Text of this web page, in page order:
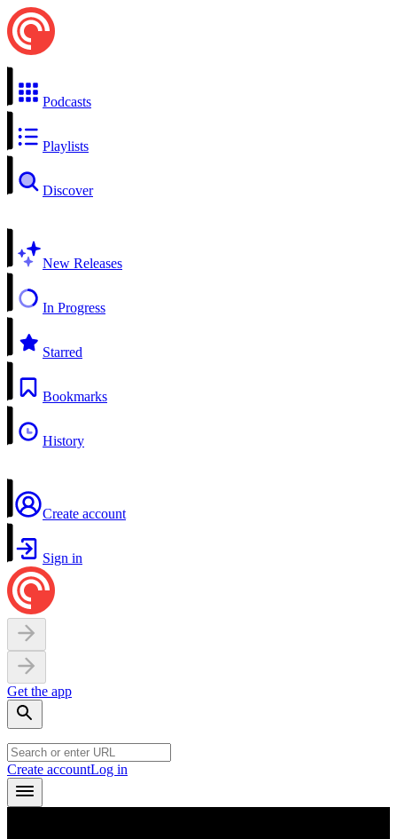
Podcasts
Playlists
Discover
New Releases
In Progress
Starred
Bookmarks
History
Create account
Sign in
Get the app
Create accountLog in